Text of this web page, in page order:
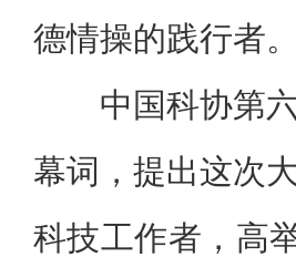
德情操的践行者。
中国科协第
幕词，提出这次
科技工作者，高